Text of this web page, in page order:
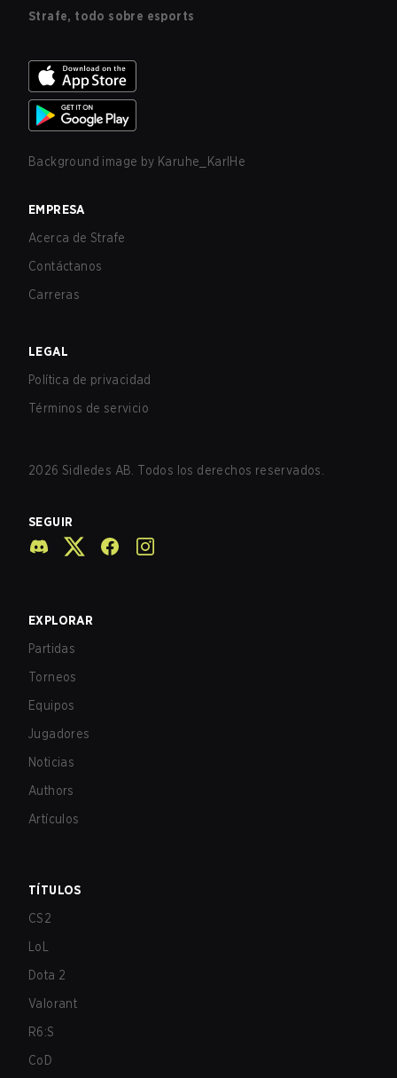
Strafe, todo sobre esports
Background image by Karuhe_KarlHe
EMPRESA
Acerca de Strafe
Contáctanos
Carreras
LEGAL
Política de privacidad
Términos de servicio
2026 Sidledes AB. Todos los derechos reservados.
SEGUIR
EXPLORAR
Partidas
Torneos
Equipos
Jugadores
Noticias
Authors
Artículos
TÍTULOS
CS2
LoL
Dota 2
Valorant
R6:S
CoD